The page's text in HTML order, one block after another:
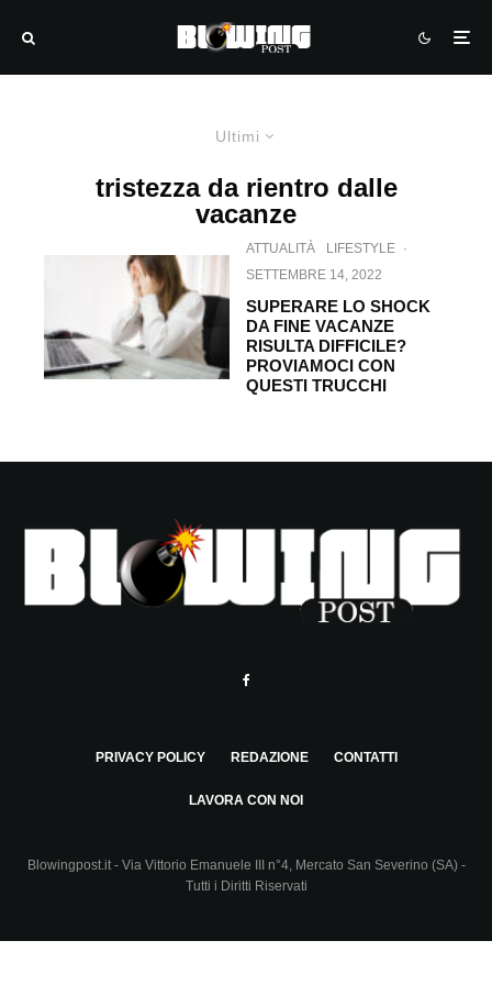
Ultimi
tristezza da rientro dalle
vacanze
ATTUALITÀ LIFESTYLE ·
SETTEMBRE 14, 2022
SUPERARE LO SHOCK
DA FINE VACANZE
RISULTA DIFFICILE?
PROVIAMOCI CON
QUESTI TRUCCHI
PRIVACY POLICY REDAZIONE CONTATTI
LAVORA CON NOI
Blowingpost.it - Via Vittorio Emanuele III n°4, Mercato San Severino (SA) -
Tutti i Diritti Riservati